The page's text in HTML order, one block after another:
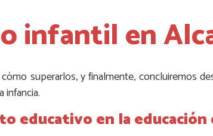
infantil en
superarlos, y finalmente, concluiremos
infancia.
educativo en la